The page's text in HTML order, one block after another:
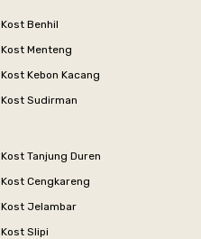
Kost Benhil
Kost Menteng
Kost Kebon Kacang
Kost Sudirman
Kost Tanjung Duren
Kost Cengkareng
Kost Jelambar
Kost Slipi